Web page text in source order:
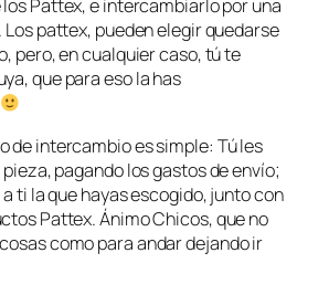
Pattex, e intercambiarlo por una
Los pattex, pueden elegir quedarse
pero, en cualquier caso, tú te
que para eso la has
de intercambio es simple: Tú les
pagando los gastos de envío;
ti la que hayas escogido, junto con
Pattex. Ánimo Chicos, que no
como para andar dejando ir